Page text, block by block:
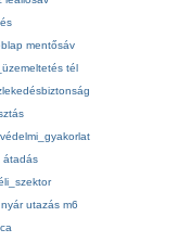
mentősáv
tél
átadás
nyár utazás m6